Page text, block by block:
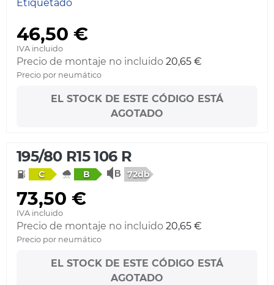
Etiquetado
46,50 €
IVA incluido
Precio de montaje no incluido 20,65 €
Precio por neumático
EL STOCK DE ESTE CÓDIGO ESTÁ
AGOTADO
195/80 R15 106 R
C B 72db
73,50 €
IVA incluido
Precio de montaje no incluido 20,65 €
Precio por neumático
EL STOCK DE ESTE CÓDIGO ESTÁ
AGOTADO